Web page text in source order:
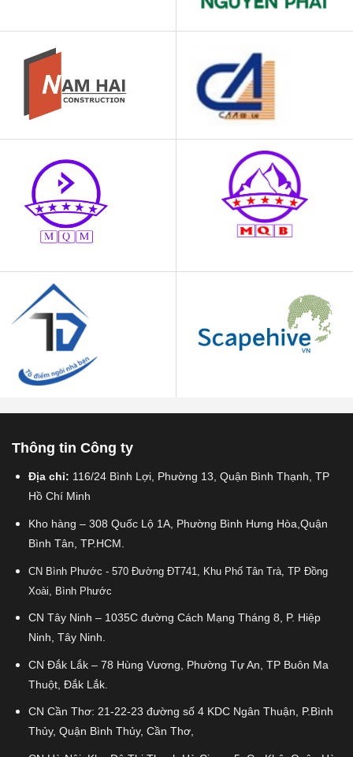
Thông tin Công ty
Địa chỉ: 116/24 Bình Lợi, Phường 13, Quận Bình Thạnh, TP
Hồ Chí Minh
Kho hàng – 308 Quốc Lộ 1A, Phường Bình Hưng Hòa,Quận
Bình Tân, TP.HCM.
CN Bình Phước - 570 Đường ĐT741, Khu Phố Tân Trà, TP Đồng
Xoài, Bình Phước
CN Tây Ninh – 1035C đường Cách Mạng Tháng 8, P. Hiệp
Ninh, Tây Ninh.
CN Đắk Lắk – 78 Hùng Vương, Phường Tự An, TP Buôn Ma
Thuột, Đắk Lắk.
CN Cần Thơ: 21-22-23 đường số 4 KDC Ngân Thuận, P.Bình
Thủy, Quận Bình Thủy, Cần Thơ,